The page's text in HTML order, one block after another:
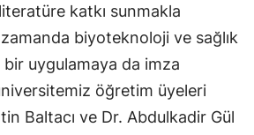
Tunceli
Şanlıurfa
Uşak
katkı sunmakla
zamanda biyoteknoloji ve sağlık
bir uygulamaya da imza
öğretim üyeleri
Baltacı ve Dr. Abdulkadir Gül